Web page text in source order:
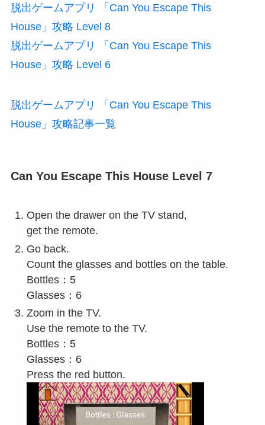
脱出ゲームアプリ 「Can You Escape This
House」攻略 Level 8
脱出ゲームアプリ 「Can You Escape This
House」攻略 Level 6
脱出ゲームアプリ 「Can You Escape This
House」攻略記事一覧
Can You Escape This House Level 7
Open the drawer on the TV stand,
get the remote.
Go back.
Count the glasses and bottles on the table.
Bottles：5
Glasses：6
Zoom in the TV.
Use the remote to the TV.
Bottles：5
Glasses：6
Press the red button.